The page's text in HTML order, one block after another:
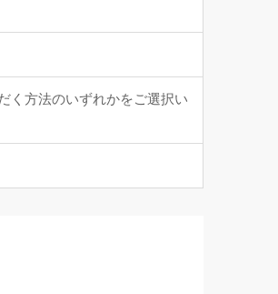
く方法のいずれかをご選択い